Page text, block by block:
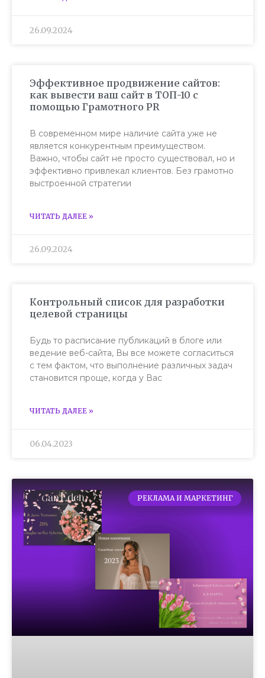
26.09.2024
Эффективное продвижение сайтов:
как вывести ваш сайт в ТОП-10 с
помощью Грамотного PR
В современном мире наличие сайта уже не
является конкурентным преимуществом.
Важно, чтобы сайт не просто существовал, но и
эффективно привлекал клиентов. Без грамотно
выстроенной стратегии
ЧИТАТЬ ДАЛЕЕ »
26.09.2024
Контрольный список для разработки
целевой страницы
Будь то расписание публикаций в блоге или
ведение веб-сайта, Вы все можете согласиться
с тем фактом, что выполнение различных задач
становится проще, когда у Вас
ЧИТАТЬ ДАЛЕЕ »
06.04.2023
РЕКЛАМА И МАРКЕТИНГ